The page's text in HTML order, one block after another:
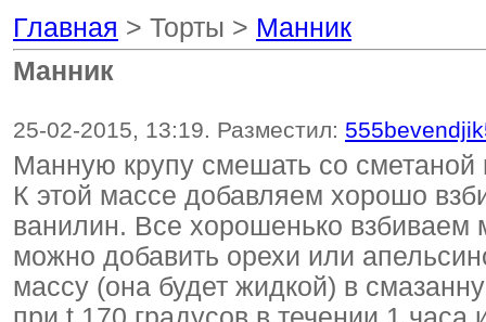
Главная > Торты > Манник
Манник
25-02-2015, 13:19. Разместил:
Манную крупу смешать со сметаной
К этой массе добавляем хорошо
ванилин. Все хорошенько
можно добавить орехи или
массу (она будет жидкой) в